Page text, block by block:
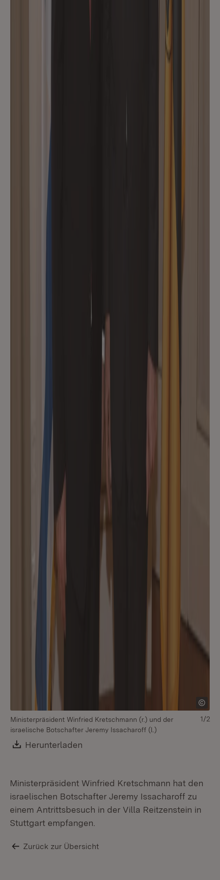
Ministerpräsident Winfried Kretschmann (r.) und der
israelische Botschafter Jeremy Issacharoff (l.)
Download:
Herunterladen
1/2
Ministerpräsident Winfried Kretschmann hat den
israelischen Botschafter Jeremy Issacharoff zu
einem Antrittsbesuch in der Villa Reitzenstein in
Stuttgart empfangen.
Zurück zur Übersicht